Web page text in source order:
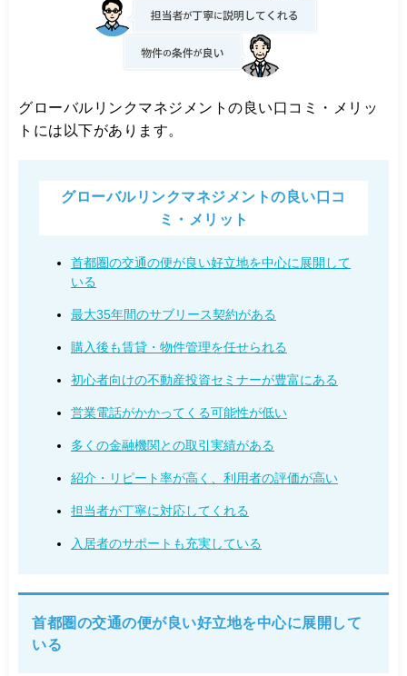
グローバルリンクマネジメントの良い口コミ・メリッ
トには以下があります。
グローバルリンクマネジメントの良い口コ
ミ・メリット
首都圏の交通の便が良い好立地を中心に展開して
いる
最大35年間のサブリース契約がある
購入後も賃貸・物件管理を任せられる
初心者向けの不動産投資セミナーが豊富にある
営業電話がかかってくる可能性が低い
多くの金融機関との取引実績がある
紹介・リピート率が高く、利用者の評価が高い
担当者が丁寧に対応してくれる
入居者のサポートも充実している
首都圏の交通の便が良い好立地を中心に展開して
いる